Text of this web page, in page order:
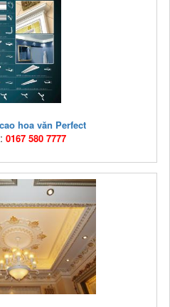
7777
thuật, Phao thach cao hoa
hoa văn Perfect
0167 580 7777
7777
Nam, phào thạch cao hoa văn